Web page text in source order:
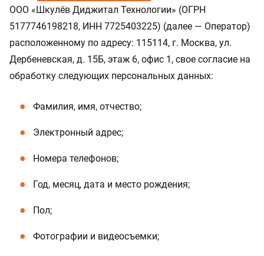
ООО «Шкулёв Диджитал Технологии» (ОГРН
5177746198218, ИНН 7725403225) (далее — Оператор)
расположенному по адресу: 115114, г. Москва, ул.
Дербеневская, д. 15Б, этаж 6, офис 1, свое согласие на
обработку следующих персональных данных:
Фамилия, имя, отчество;
Электронный адрес;
Номера телефонов;
Год, месяц, дата и место рождения;
Пол;
Фотографии и видеосъемки;